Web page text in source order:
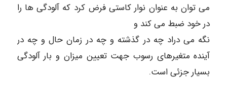
می توان به عنوان نوار کاستی فرض کرد که آلودگی ها را
در خود ضبط می کند و
نگه می دراد چه در گذشته و چه در زمان حال و چه در
آینده متغیرهای رسوب جهت تعیین میزان و بار آلودگی
بسیار جزئی است.